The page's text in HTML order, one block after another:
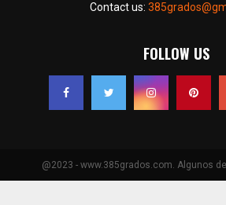
Contact us:
FOLLOW US
@2023 - www.385grados.com. Algunos